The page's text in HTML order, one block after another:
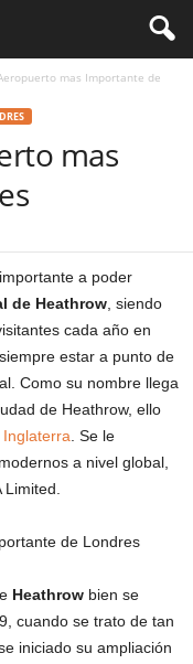
mas Importante de
mas
a poder
de Heathrow , siendo
cada año en
estar a punto de
Como su nombre llega
de Heathrow, ello
Inglaterra . Se le
a nivel global,
Heathrow bien se
cuando se trato de tan
iniciado su ampliación